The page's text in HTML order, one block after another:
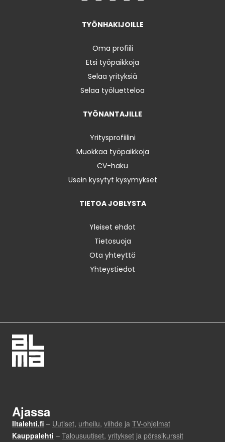
TYÖNHAKIJOILLE
Oma profiili
Etsi työpaikkoja
Selaa yrityksiä
Selaa työluetteloa
TYÖNANTAJILLE
Yritysprofiilini
Muokkaa työpaikkoja
CV-haku
Usein kysytyt kysymykset
TIETOA JOBLYSTA
Yleiset ehdot
Tietosuoja
Ota yhteyttä
Yhteystiedot